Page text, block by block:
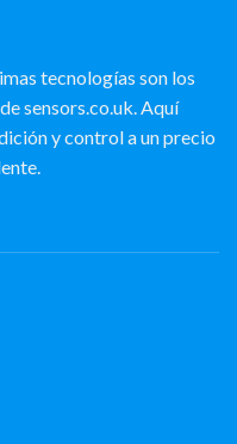
tecnologías son los
sensors.co.uk. Aquí
y control a un precio